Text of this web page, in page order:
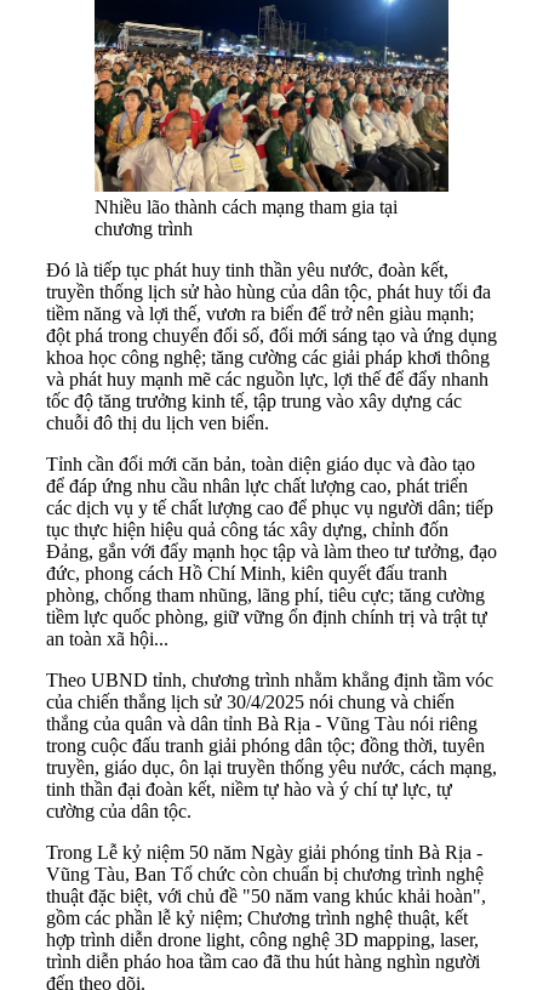
Nhiều lão thành cách mạng tham gia tại
chương trình
Đó là tiếp tục phát huy tinh thần yêu nước, đoàn kết,
truyền thống lịch sử hào hùng của dân tộc, phát huy tối đa
tiềm năng và lợi thế, vươn ra biển để trở nên giàu mạnh;
đột phá trong chuyển đổi số, đổi mới sáng tạo và ứng dụng
khoa học công nghệ; tăng cường các giải pháp khơi thông
và phát huy mạnh mẽ các nguồn lực, lợi thế để đẩy nhanh
tốc độ tăng trưởng kinh tế, tập trung vào xây dựng các
chuỗi đô thị du lịch ven biển.
Tỉnh cần đổi mới căn bản, toàn diện giáo dục và đào tạo
để đáp ứng nhu cầu nhân lực chất lượng cao, phát triển
các dịch vụ y tế chất lượng cao để phục vụ người dân; tiếp
tục thực hiện hiệu quả công tác xây dựng, chỉnh đốn
Đảng, gắn với đẩy mạnh học tập và làm theo tư tưởng, đạo
đức, phong cách Hồ Chí Minh, kiên quyết đấu tranh
phòng, chống tham nhũng, lãng phí, tiêu cực; tăng cường
tiềm lực quốc phòng, giữ vững ổn định chính trị và trật tự
an toàn xã hội...
Theo UBND tỉnh, chương trình nhằm khẳng định tầm vóc
của chiến thắng lịch sử 30/4/2025 nói chung và chiến
thắng của quân và dân tỉnh Bà Rịa - Vũng Tàu nói riêng
trong cuộc đấu tranh giải phóng dân tộc; đồng thời, tuyên
truyền, giáo dục, ôn lại truyền thống yêu nước, cách mạng,
tinh thần đại đoàn kết, niềm tự hào và ý chí tự lực, tự
cường của dân tộc.
Trong Lễ kỷ niệm 50 năm Ngày giải phóng tỉnh Bà Rịa -
Vũng Tàu, Ban Tổ chức còn chuẩn bị chương trình nghệ
thuật đặc biệt, với chủ đề "50 năm vang khúc khải hoàn",
gồm các phần lễ kỷ niệm; Chương trình nghệ thuật, kết
hợp trình diễn drone light, công nghệ 3D mapping, laser,
trình diễn pháo hoa tầm cao đã thu hút hàng nghìn người
đến theo dõi.